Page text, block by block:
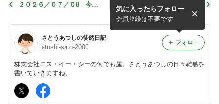
２０２６／０７／０8 今日
２０２６／０７／０8 今日
はナンパの日
さとうあつしの徒然日記
atushi-sato-2000
株式会社エス・イー・シーの何でも屋、さとうあつしの日々雑感を
書いていきますね。
気に入ったらフォロー
会員登録は不要です
フォロー